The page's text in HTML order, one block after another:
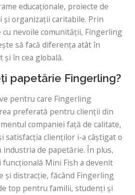
educaționale, proiecte de
și organizații caritabile. Prin
cu nevoile comunității, Fingerling
să facă diferența atât în
și în cea globală.
papetărie Fingerling?
pentru care Fingerling
preferată pentru clienții din
companiei față de calitate,
satisfacția clienților i-a câștigat o
de papetărie. În plus,
funcțională Mini Fish a devenit
și distracție, făcând Fingerling
top pentru familii, studenți și